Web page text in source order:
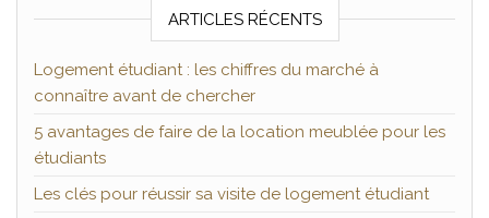
ARTICLES RÉCENTS
Logement étudiant : les chiffres du marché à
connaître avant de chercher
5 avantages de faire de la location meublée pour les
étudiants
Les clés pour réussir sa visite de logement étudiant